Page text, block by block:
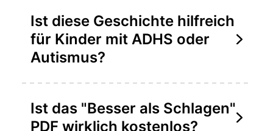
Ist diese Geschichte hilfreich
für Kinder mit ADHS oder
Autismus?
Ist das "Besser als Schlagen"
PDF wirklich kostenlos?